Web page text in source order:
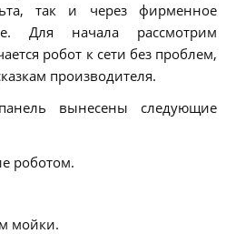
так и через фирменное
Для начала рассмотрим
робот к сети без проблем,
производителя.
вынесены следующие
роботом.
мойки.